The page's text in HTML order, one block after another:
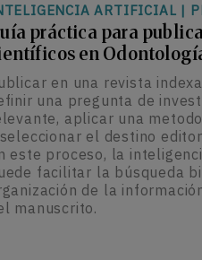
ARTIFICIAL |
práctica para
en
en una revista
una pregunta de
aplicar una
el destino
este proceso, la
facilitar la búsqueda
de la
manuscrito.